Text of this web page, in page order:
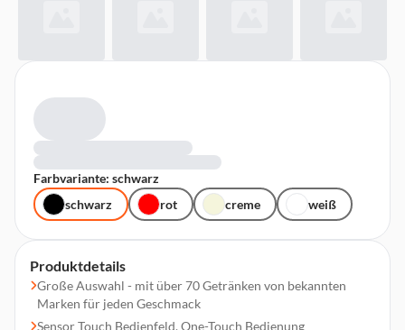
Produktdetails
Große Auswahl - mit über 70 Getränken von bekannten
Marken für jeden Geschmack
Sensor Touch Bedienfeld, One-Touch Bedienung
Farbvariante: schwarz
schwarz
rot creme weiß